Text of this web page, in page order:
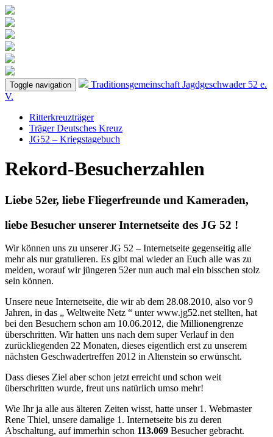
Toggle navigation Traditionsgemeinschaft Jagdgeschwader 52 e.
V.
Ritterkreuzträger
Träger Deutsches Kreuz
JG52 – Kriegstagebuch
Rekord-Besucherzahlen
Liebe 52er, liebe Fliegerfreunde und Kameraden,
liebe Besucher unserer Internetseite des JG 52 !
Wir können uns zu unserer JG 52 – Internetseite gegenseitig alle
mehr als nur gratulieren. Es gibt mal wieder an Euch alle was zu
melden, worauf wir jüngeren 52er nun auch mal ein bisschen stolz
sein können.
Unsere neue Internetseite, die wir ab dem 28.08.2010, also vor 9
Jahren, in das „ Weltweite Netz “ unter www.jg52.net stellten, hat
bei den Besuchern schon am 10.06.2012, die Millionengrenze
überschritten. Wir hatten uns nach dem super Verlauf in den
zurückliegenden 22 Monaten, dieses eigentlich erst zu unserem
nächsten Geschwadertreffen 2012 in Altenstein so erwünscht.
Dass dieses Ziel aber schon jetzt erreicht und schon weit
überschritten wurde, freut uns natürlich umso mehr!
Wie Ihr ja alle aus älteren Zeiten wisst, hatte unser 1. Webmaster
Rene Thiel, unsere damalige 1. Internetseite bis zu deren
Abschaltung, auf immerhin schon 113.069 Besucher gebracht.